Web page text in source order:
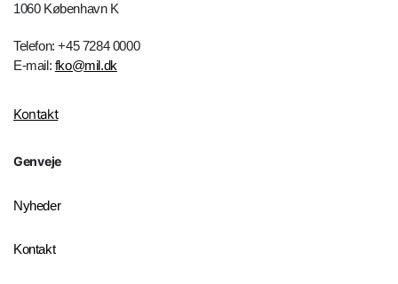
1060 København K
Telefon: +45 7284 0000
E-mail: fko@mil.dk
Kontakt
Genveje
Nyheder
Kontakt